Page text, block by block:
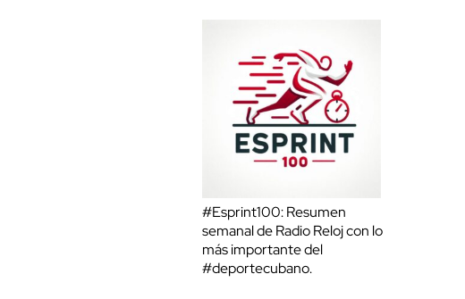
#Esprint100: Resumen
semanal de Radio Reloj con lo
más importante del
#deportecubano.